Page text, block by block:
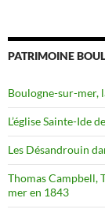
PATRIMOINE
Boulogne-sur-mer,
L’église Sainte-Ide
Les Désandrouin
Thomas Campbell,
mer en 1843